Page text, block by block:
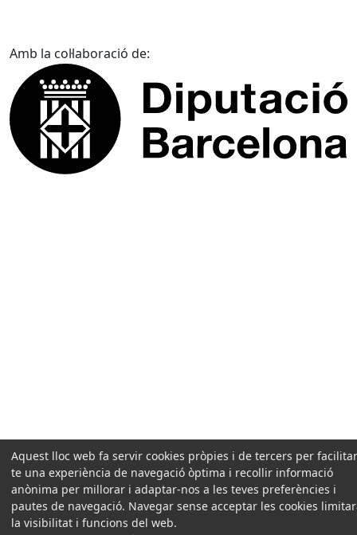
Amb la col·laboració de:
Aquest lloc web fa servir cookies pròpies i de tercers per
te una experiència de navegació òptima i recollir informació
anònima per millorar i adaptar-nos a les teves preferències i
pautes de navegació. Navegar sense acceptar les cookies
la visibilitat i funcions del web.